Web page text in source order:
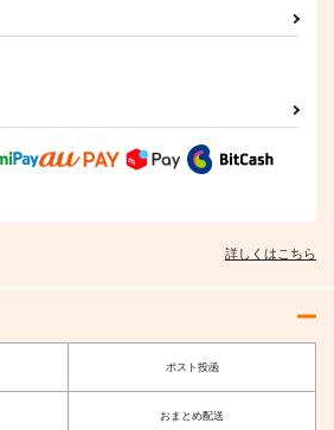
ふゅーじょんぷろだく
(BD)
「BanG Dream!」ゆ
めみたのあゆみ/夢限
大みゅーたいぷ
11,000
詳しくはこちら
ポスト投函
おまとめ配送